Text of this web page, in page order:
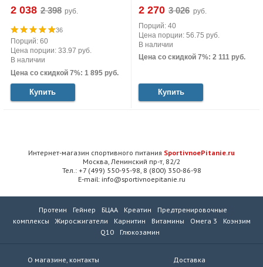
2 038 руб.
36
Порций: 60
Цена порции: 33.97 руб.
В наличии
Цена со скидкой 7%: 1 895 руб.
Купить
2 270
руб.
Порций: 40
Цена порции: 56.75 руб.
В наличии
Цена со скидкой 7%: 2 111 руб.
Купить
Интернет-магазин спортивного питания SportivnoePitanie.ru
Москва, Ленинский пр-т, 82/2
Тел.: +7 (499) 550-95-98, 8 (800) 350-86-98
E-mail: info@sportivnoepitanie.ru
Протеин Гейнер БЦАА Креатин
Предтренировочные
комплексы
Жиросжигатели Карнитин Витамины Омега 3
Коэнзим
Q10
Глюкозамин
О магазине, контакты Доставка